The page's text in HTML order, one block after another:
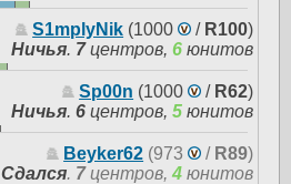
S1mplyNik (1000 / R100)
Ничья. 7центров,6 юнитов
Sp00n (1000 / R62)
Ничья.6 центров,5 юнитов
Beyker62 (973 / R89)
Сдался. 7центров,4 юнитов